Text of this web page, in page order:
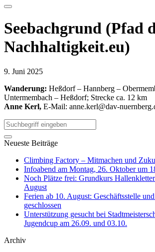
Seebachgrund (Pfad
Nachhaltigkeit.eu)
9. Juni 2025
Wanderung: Heßdorf – Hannberg –
Untermembach – Heßdorf; Strecke ca. 12
Anne Kerl, E-Mail: anne.kerl@dav-
Neueste Beiträge
Climbing Factory – Mitmachen und
Infoabend am Montag, 26. Oktober um
Noch Plätze frei: Grundkurs
August
Ferien ab 10. August: Geschäftsstelle
geschlossen
Unterstützung gesucht bei
Jugendcup am 26.09. und 03.10.
Archiv